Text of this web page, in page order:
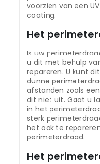
voorzien van een
coating.
Het
Is uw
u dit met behulp
repareren. U kunt
dunne
afstanden zoals
dit niet uit. Gaat u
in het
sterk
het ook te
perimeterdraad.
Het